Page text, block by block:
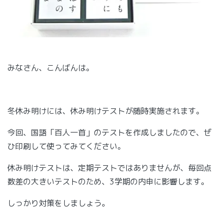
みなさん、こんばんは。
冬休み明けには、休み明けテストが随時実施されます。
今回、国語「百人一首」のテストを作成しましたので、ぜ
ひ印刷して使ってみてください。
休み明けテストは、定期テストではありませんが、毎回点
数差の大きいテストのため、3学期の内申に影響します。
しっかり対策をしましょう。